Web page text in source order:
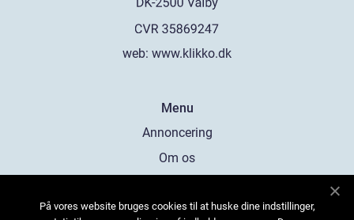
web: www.klikko.dk
Menu
Annoncering
Om os
Kontakt os
På vores website bruges cookies til at huske dine indstillinger,